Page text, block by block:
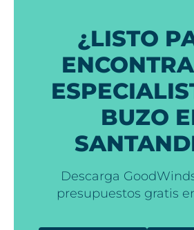
¿LISTO
BUZO
Descarga
presupuestos gratis